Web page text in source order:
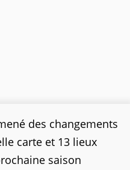
des changements
carte et 13 lieux
saison